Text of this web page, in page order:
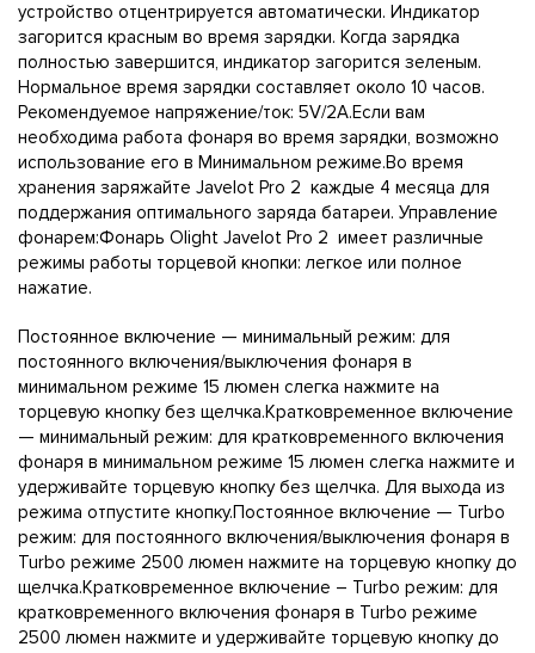
устройство отцентрируется автоматически. Индикатор
загорится красным во время зарядки. Когда зарядка
полностью завершится, индикатор загорится зеленым.
Нормальное время зарядки составляет около 10 часов.
Рекомендуемое напряжение/ток: 5V/2A.Если вам
необходима работа фонаря во время зарядки, возможно
использование его в Минимальном режиме.Во время
хранения заряжайте Javelot Pro 2 каждые 4 месяца для
поддержания оптимального заряда батареи. Управление
фонарем:Фонарь Olight Javelot Pro 2 имеет различные
режимы работы торцевой кнопки: легкое или полное
нажатие.
Постоянное включение — минимальный режим: для
постоянного включения/выключения фонаря в
минимальном режиме 15 люмен слегка нажмите на
торцевую кнопку без щелчка.Кратковременное включение
— минимальный режим: для кратковременного включения
фонаря в минимальном режиме 15 люмен слегка нажмите и
удерживайте торцевую кнопку без щелчка. Для выхода из
режима отпустите кнопку.Постоянное включение — Turbo
режим: для постоянного включения/выключения фонаря в
Turbo режиме 2500 люмен нажмите на торцевую кнопку до
щелчка.Кратковременное включение – Turbo режим: для
кратковременного включения фонаря в Turbo режиме
2500 люмен нажмите и удерживайте торцевую кнопку до